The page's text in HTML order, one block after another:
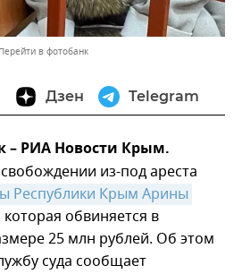
Перейти в фотобанк
Дзен Telegram
РИА Новости Крым.
из-под ареста
Республики Крым Арины
которая обвиняется в
25 млн рублей. Об этом
суда сообщает